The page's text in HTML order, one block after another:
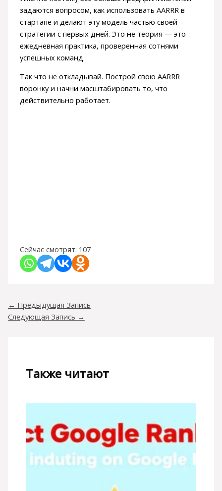
задаются вопросом, как использовать AARRR в
стартапе и делают эту модель частью своей
стратегии с первых дней. Это не теория — это
ежедневная практика, проверенная сотнями
успешных команд.
Так что не откладывай. Построй свою AARRR
воронку и начни масштабировать то, что
действительно работает.
Сейчас смотрят: 107
← Предыдущая Запись
Следующая Запись →
Также читают